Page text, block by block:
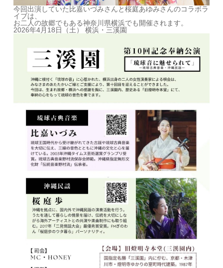
今回出演していた比嘉いづみさんと桜庭あゆみさんのコラボラ
イブは、
お二人の故郷でもある神奈川県横浜でも開催されます。
2026年4月18日（土） 横浜・三溪園